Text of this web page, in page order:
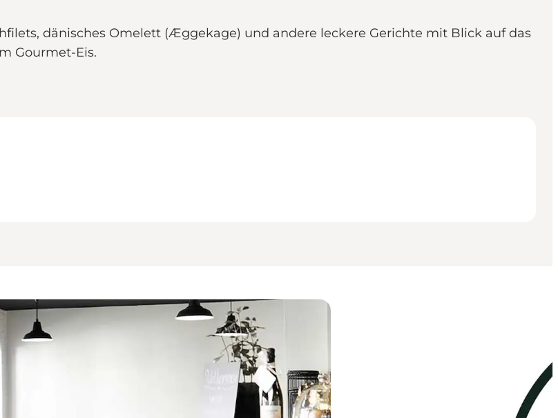
dänisches Omelett (Æggekage) und andere leckere Gerichte mit Blick auf das
Gourmet-Eis.